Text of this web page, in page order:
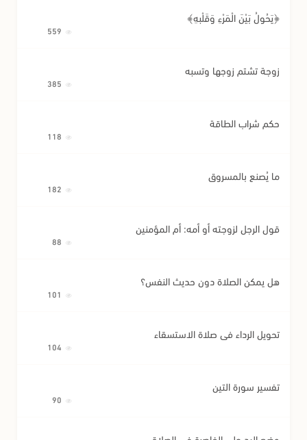
﴿يَحُولُ بَيْنَ الْمَرْءِ وَقَلْبِهِ﴾
زوجة تشتم زوجها وتسبه
حكم شراب الطاقة
ما يُصنع بالمسروق
قول الرجل لزوجته أو أمه: أم المؤمنين
هل يمكن الصلاة دون حديث النفس؟
تحويل الرداء في صلاة الاستسقاء
تفسير سورة التين